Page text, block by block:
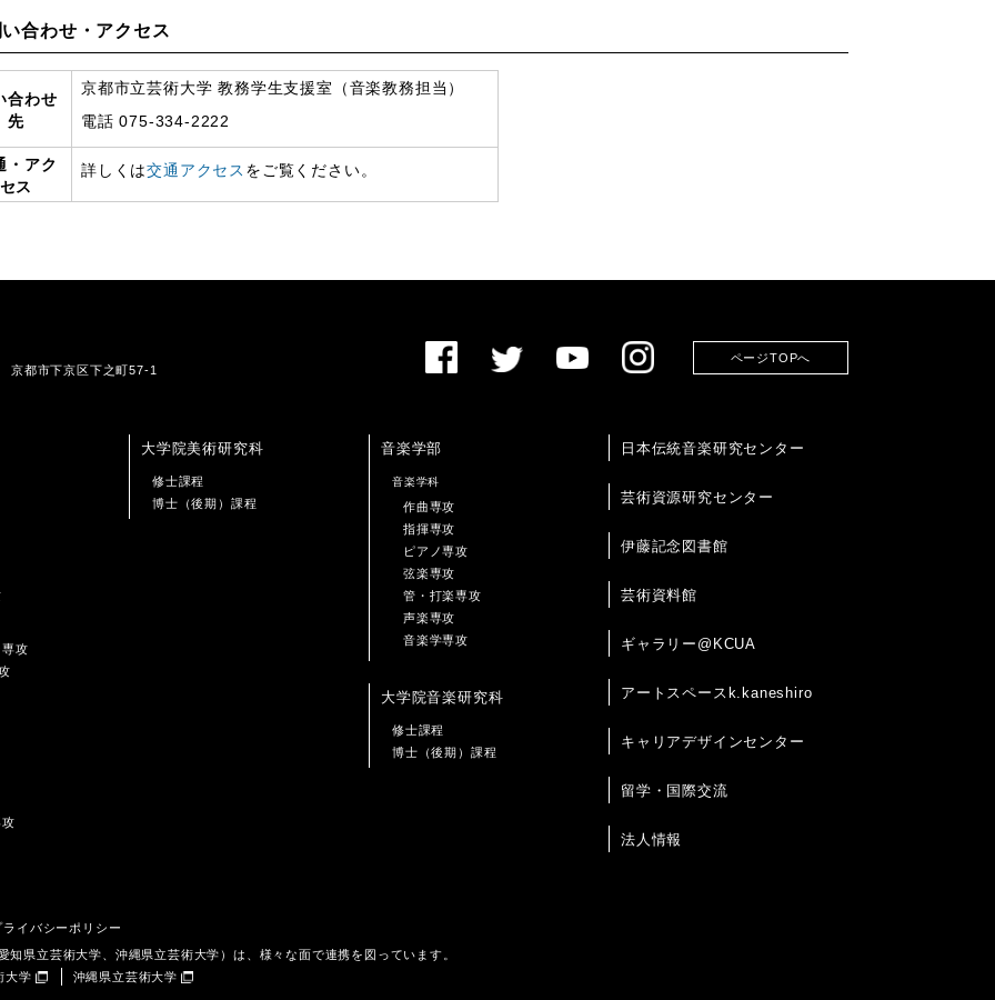
合わせ・アクセス
合わせ
先
京都市立芸術大学 教務学生支援室（音楽教務担当）
電話 075-334-2222
・アク
セス
詳しくは交通アクセス をご覧ください。
都市下京区下之町57-1
ページTOPへ
攻
大学院美術研究科
修士課程
博士（後期）課程
音楽学部
音楽学科
作曲専攻
指揮専攻
ピアノ専攻
弦楽専攻
管・打楽専攻
声楽専攻
音楽学専攻
大学院音楽研究科
修士課程
博士（後期）課程
日本伝統音楽研究センター
芸術資源研究センター
伊藤記念図書館
芸術資料館
ギャラリー@KCUA
アートスペースk.kaneshiro
キャリアデザインセンター
留学・国際交流
法人情報
ライバシーポリシー
県立芸術大学、沖縄県立芸術大学）は、様々な面で連携を図っています。
大学
沖縄県立芸術大学